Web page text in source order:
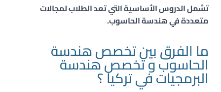
تشمل الدروس الأساسية التي تعد الطلاب لمجالات
متعددة في هندسة الحاسوب.
ما الفرق بين تخصص هندسة
الحاسوب و تخصص هندسة
البرمجيات في تركيا ؟